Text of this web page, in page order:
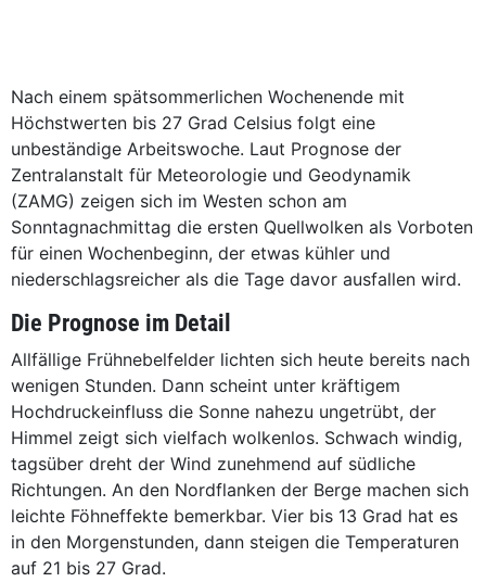
Nach einem spätsommerlichen Wochenende mit
Höchstwerten bis 27 Grad Celsius folgt eine
unbeständige Arbeitswoche. Laut Prognose der
Zentralanstalt für Meteorologie und Geodynamik
(ZAMG) zeigen sich im Westen schon am
Sonntagnachmittag die ersten Quellwolken als Vorboten
für einen Wochenbeginn, der etwas kühler und
niederschlagsreicher als die Tage davor ausfallen wird.
Die Prognose im Detail
Allfällige Frühnebelfelder lichten sich heute bereits nach
wenigen Stunden. Dann scheint unter kräftigem
Hochdruckeinfluss die Sonne nahezu ungetrübt, der
Himmel zeigt sich vielfach wolkenlos. Schwach windig,
tagsüber dreht der Wind zunehmend auf südliche
Richtungen. An den Nordflanken der Berge machen sich
leichte Föhneffekte bemerkbar. Vier bis 13 Grad hat es
in den Morgenstunden, dann steigen die Temperaturen
auf 21 bis 27 Grad.